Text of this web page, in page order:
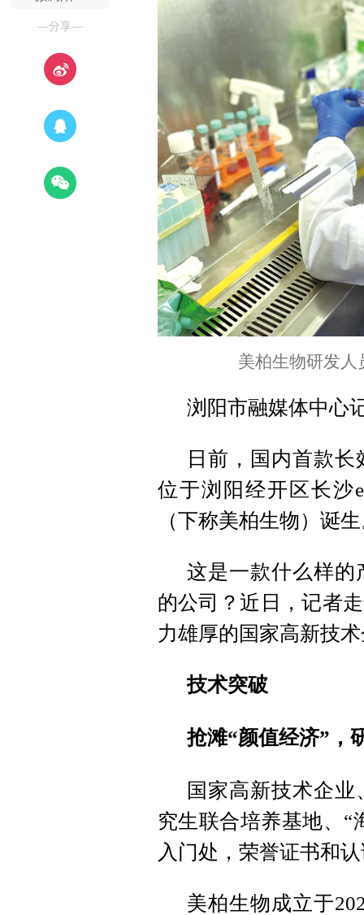
—分享—
美柏生物研发人
浏阳市融媒体中心
日前，国内首款长
位于浏阳经开区长沙
（下称美柏生物）诞
这是一款什么样的
的公司？近日，记者
力雄厚的国家高新技
技术突破
抢滩“颜值经济”，
国家高新技术企
究生联合培养基地、
入门处，荣誉证书和
美柏生物成立于